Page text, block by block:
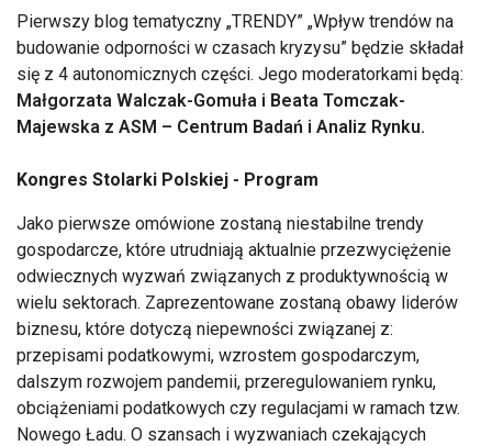
Pierwszy blog tematyczny „TRENDY” „Wpływ trendów na
budowanie odporności w czasach kryzysu” będzie składał
się z 4 autonomicznych części. Jego moderatorkami będą:
Małgorzata Walczak-Gomuła i Beata Tomczak-
Majewska z ASM – Centrum Badań i Analiz Rynku.
Kongres Stolarki Polskiej - Program
Jako pierwsze omówione zostaną niestabilne trendy
gospodarcze, które utrudniają aktualnie przezwyciężenie
odwiecznych wyzwań związanych z produktywnością w
wielu sektorach. Zaprezentowane zostaną obawy liderów
biznesu, które dotyczą niepewności związanej z:
przepisami podatkowymi, wzrostem gospodarczym,
dalszym rozwojem pandemii, przeregulowaniem rynku,
obciążeniami podatkowych czy regulacjami w ramach tzw.
Nowego Ładu. O szansach i wyzwaniach czekających